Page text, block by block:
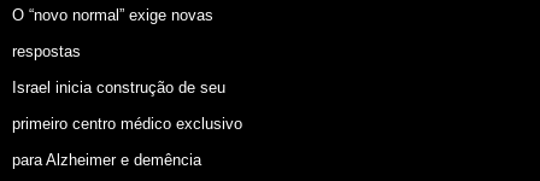
O “novo normal” exige novas
respostas
Israel inicia construção de seu
primeiro centro médico exclusivo
para Alzheimer e demência